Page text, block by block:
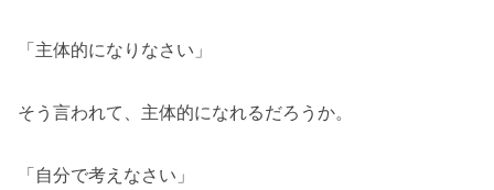
「主体的になりなさい」
そう言われて、主体的になれるだろうか。
「自分で考えなさい」